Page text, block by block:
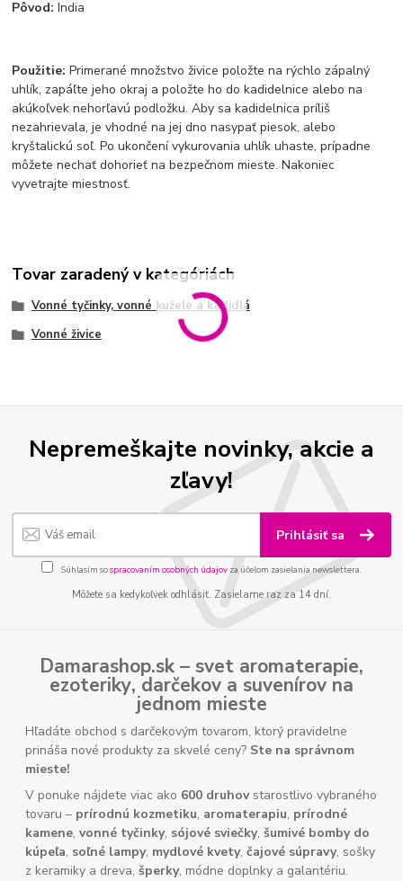
Pôvod: India
Použitie: Primerané množstvo živice položte na rýchlo zápalný
uhlík, zapáľte jeho okraj a položte ho do kadidelnice alebo na
akúkoľvek nehorľavú podložku. Aby sa kadidelnica príliš
nezahrievala, je vhodné na jej dno nasypať piesok, alebo
kryštalickú soľ. Po ukončení vykurovania uhlík uhaste, prípadne
môžete nechať dohorieť na bezpečnom mieste. Nakoniec
vyvetrajte miestnosť.
Tovar zaradený v kategóriách
Vonné tyčinky, vonné kužele a kadidlá
Vonné živice
Nepremeškajte novinky, akcie a
zľavy!
Prihlásiť sa
Súhlasím sospracovaním osobných údajov za účelom zasielania newslettera.
Môžete sa kedykoľvek odhlásiť. Zasielame raz za 14 dní.
Damarashop.sk – svet aromaterapie,
ezoteriky, darčekov a suvenírov na
jednom mieste
Hľadáte obchod s darčekovým tovarom, ktorý pravidelne
prináša nové produkty za skvelé ceny? Ste na správnom
mieste!
V ponuke nájdete viac ako 600 druhovstarostlivo vybraného
tovaru – prírodnú kozmetiku, aromaterapiu, prírodné
kamene,vonné tyčinky, sójové sviečky,šumivé bomby do
kúpeľa, soľné lampy, mydlové kvety,čajové súpravy, sošky
z keramiky a dreva,šperky, módne doplnky a galantériu.